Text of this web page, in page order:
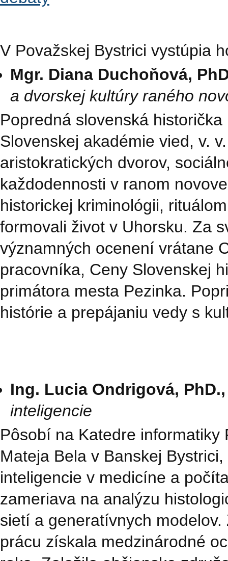
V Považskej Bystrici vystúpia
Mgr. Diana Duchoňová,
a dvorskej kultúry raného
Popredná slovenská
Slovenskej akadémie vied, v.
aristokratických dvorov,
každodennosti v ranom
historickej kriminológii,
formovali život v Uhorsku. Za
významných ocenení vrátane
pracovníka, Ceny Slovenskej
primátora mesta Pezinka.
histórie a prepájaniu vedy s
Ing. Lucia Ondrigová,
inteligencie
Pôsobí na Katedre
Mateja Bela v Banskej
inteligencie v medicíne a
zameriava na analýzu
sietí a generatívnych
prácu získala medzinárodné